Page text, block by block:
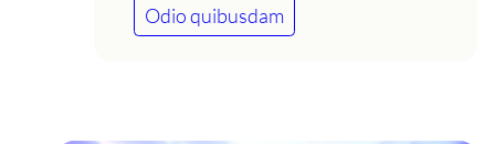
Odio quibusdam